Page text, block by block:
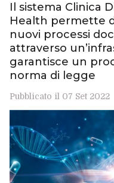
Il sistema Clinica
Health permette
nuovi processi
attraverso
garantisce un
norma di legge
Pubblicato il 07 Set 2022